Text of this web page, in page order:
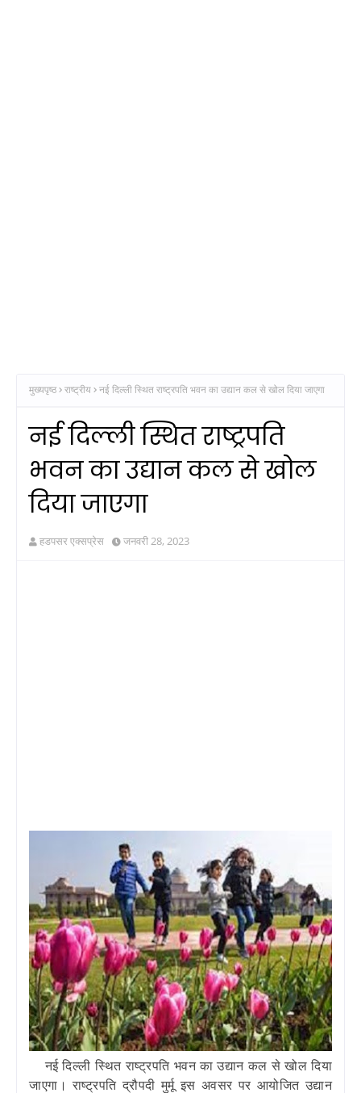
मुख्यपृष्ठ राष्ट्रीय नई दिल्‍ली स्थित राष्‍ट्रपति भवन का उद्यान कल से खोल दिया जाएगा
नई दिल्‍ली स्थित राष्‍ट्रपति
भवन का उद्यान कल से खोल
दिया जाएगा
हडपसर एक्सप्रेस जनवरी 28, 2023
नई दिल्‍ली स्थित राष्‍ट्रपति भवन का उद्यान कल से खोल दिया
जाएगा। राष्‍ट्रपति द्रौपदी मुर्मू इस अवसर पर आयोजित उद्यान